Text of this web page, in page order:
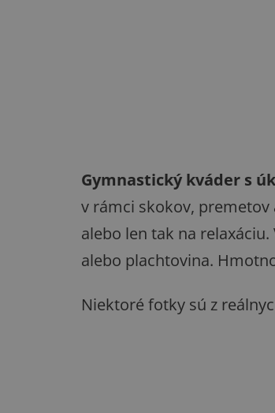
Gymnastický kváder s
v rámci skokov, premetov
alebo len tak na
alebo plachtovina.
Niektoré fotky sú z